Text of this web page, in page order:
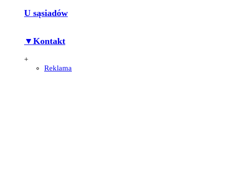
U sąsiadów
▼Kontakt
+
Reklama